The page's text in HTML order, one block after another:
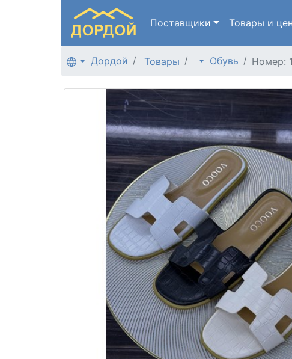
Поставщики Товары и
Дордой Товары Обувь Номер: